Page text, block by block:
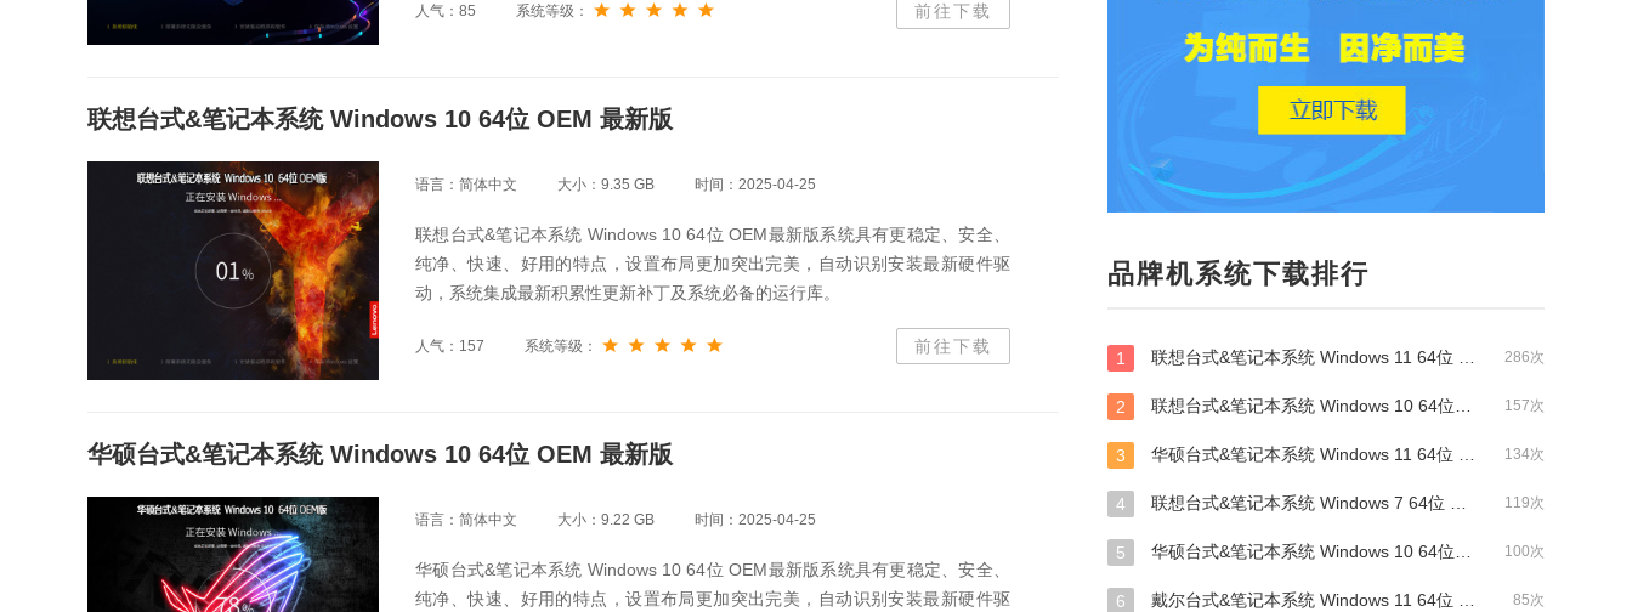
前往下载
人气：85 系统等级：
联想台式&笔记本系统 Windows 10 64位 OEM 最新版
语言：简体中文 大小：9.35 GB 时间：2025-04-25
联想台式&笔记本系统 Windows 10 64位 OEM最新版系统具有更稳定、安全、
纯净、快速、好用的特点，设置布局更加突出完美，自动识别安装最新硬件驱
动，系统集成最新积累性更新补丁及系统必备的运行库。
前往下载
人气：157 系统等级：
华硕台式&笔记本系统 Windows 10 64位 OEM 最新版
语言：简体中文 大小：9.22 GB 时间：2025-04-25
华硕台式&笔记本系统 Windows 10 64位 OEM最新版系统具有更稳定、安全、
纯净、快速、好用的特点，设置布局更加突出完美，自动识别安装最新硬件驱
品牌机系统下载排行
286次
1 联想台式&笔记本系统 Windows 11 64位 OEM 最新版
157次
2 联想台式&笔记本系统 Windows 10 64位 OEM 最新版
134次
3 华硕台式&笔记本系统 Windows 11 64位 OEM 最新版
119次
4 联想台式&笔记本系统 Windows 7 64位 OEM 旗舰版
100次
5 华硕台式&笔记本系统 Windows 10 64位 OEM 最新版
85次
6 戴尔台式&笔记本系统 Windows 11 64位 OEM 最新版